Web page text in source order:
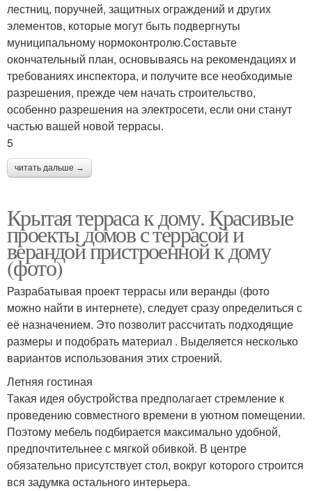
лестниц, поручней, защитных ограждений и других
элементов, которые могут быть подвергнуты
муниципальному нормоконтролю.Составьте
окончательный план, основываясь на рекомендациях и
требованиях инспектора, и получите все необходимые
разрешения, прежде чем начать строительство,
особенно разрешения на электросети, если они станут
частью вашей новой террасы.
5
читать дальше →
Крытая терраса к дому. Красивые
проекты домов с террасой и
верандой пристроенной к дому
(фото)
Разрабатывая проект террасы или веранды (фото
можно найти в интернете), следует сразу определиться с
её назначением. Это позволит рассчитать подходящие
размеры и подобрать материал . Выделяется несколько
вариантов использования этих строений.
Летняя гостиная
Такая идея обустройства предполагает стремление к
проведению совместного времени в уютном помещении.
Поэтому мебель подбирается максимально удобной,
предпочтительнее с мягкой обивкой. В центре
обязательно присутствует стол, вокруг которого строится
вся задумка остального интерьера.